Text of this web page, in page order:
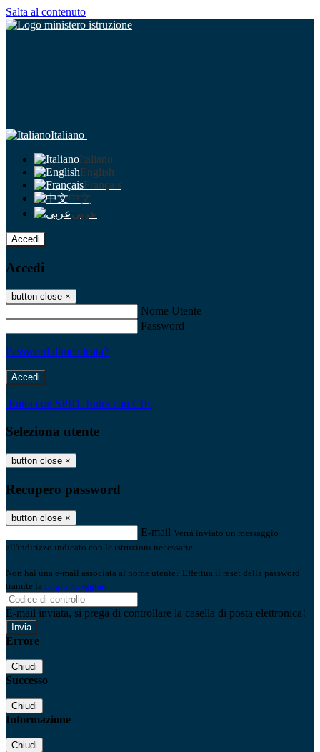
Salta al contenuto
Italiano
Italiano
English
Français
中文
عربى
Accedi
Accedi
button close ×
Nome Utente
Password
Password dimenticata?
-
Entra con SPID Entra con CIE
Seleziona utente
button close ×
Recupero password
button close ×
E-mail Verrà inviato un messaggio
all'indirizzo indicato con le istruzioni necessarie.
Non hai una e-mail associata al nome utente? Effettua il reset della password
tramite la Login Spaggiari
E-mail inviata, si prega di controllare la casella di posta elettronica!
Errore
Chiudi
Successo
Chiudi
Informazione
Chiudi